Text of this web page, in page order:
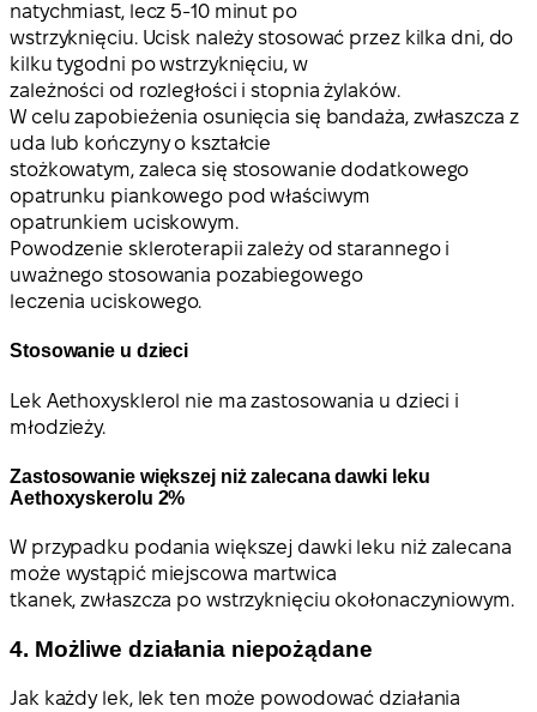
natychmiast, lecz 5-10 minut po
wstrzyknięciu. Ucisk należy stosować przez kilka dni, do
kilku tygodni po wstrzyknięciu, w
zależności od rozległości i stopnia żylaków.
W celu zapobieżenia osunięcia się bandaża, zwłaszcza z
uda lub kończyny o kształcie
stożkowatym, zaleca się stosowanie dodatkowego
opatrunku piankowego pod właściwym
opatrunkiem uciskowym.
Powodzenie skleroterapii zależy od starannego i
uważnego stosowania pozabiegowego
leczenia uciskowego.
Stosowanie u dzieci
Lek Aethoxysklerol nie ma zastosowania u dzieci i
młodzieży.
Zastosowanie większej niż zalecana dawki leku
Aethoxyskerolu 2%
W przypadku podania większej dawki leku niż zalecana
może wystąpić miejscowa martwica
tkanek, zwłaszcza po wstrzyknięciu okołonaczyniowym.
4. Możliwe działania niepożądane
Jak każdy lek, lek ten może powodować działania